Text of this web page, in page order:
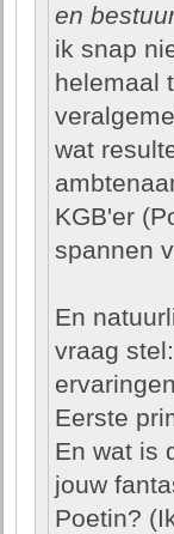
en
ik snap
helemaal
wat
KGB'er
spannen
En
vraag
Eerste
En wat is
jouw
Poetin?